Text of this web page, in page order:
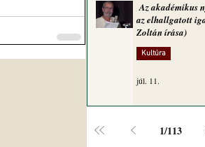
Az akadémikus
az elhallgatott
Zoltán írása)
Kultúra
júl. 11.
1/113